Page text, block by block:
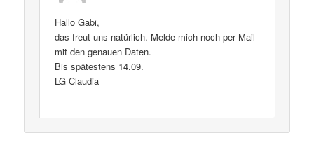
Hallo Gabi,
das freut uns natürlich. Melde mich noch per Mail
mit den genauen Daten.
Bis spätestens 14.09.
LG Claudia